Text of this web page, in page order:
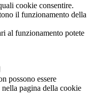
cookie consentire.
il funzionamento della
al funzionamento potete
possono essere
pagina della cookie